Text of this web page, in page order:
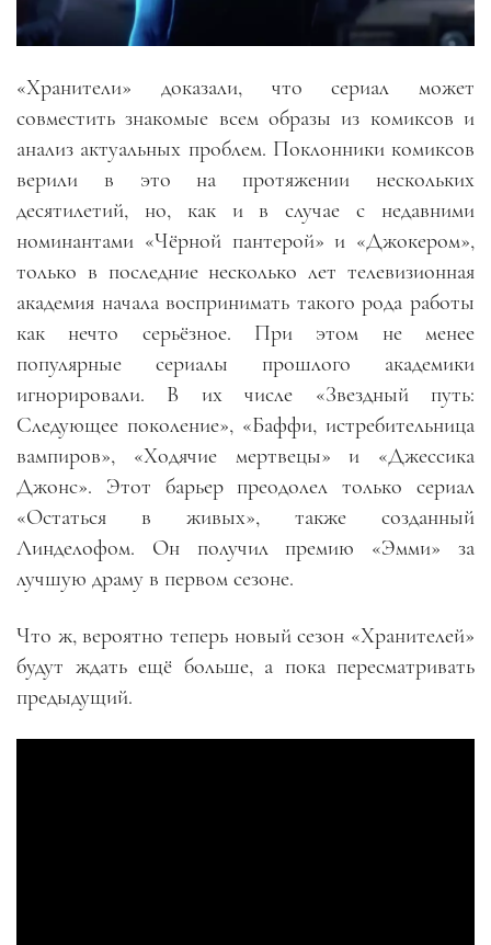
«Хранители» доказали, что сериал может
совместить знакомые всем образы из комиксов и
анализ актуальных проблем. Поклонники комиксов
верили в это на протяжении нескольких
десятилетий, но, как и в случае с недавними
номинантами «Чёрной пантерой» и «Джокером»,
только в последние несколько лет телевизионная
академия начала воспринимать такого рода работы
как нечто серьёзное. При этом не менее
популярные сериалы прошлого академики
игнорировали. В их числе «Звездный путь:
Следующее поколение», «Баффи, истребительница
вампиров», «Ходячие мертвецы» и «Джессика
Джонс». Этот барьер преодолел только сериал
«Остаться в живых», также созданный
Линделофом. Он получил премию «Эмми» за
лучшую драму в первом сезоне.
Что ж, вероятно теперь новый сезон «Хранителей»
будут ждать ещё больше, а пока пересматривать
предыдущий.